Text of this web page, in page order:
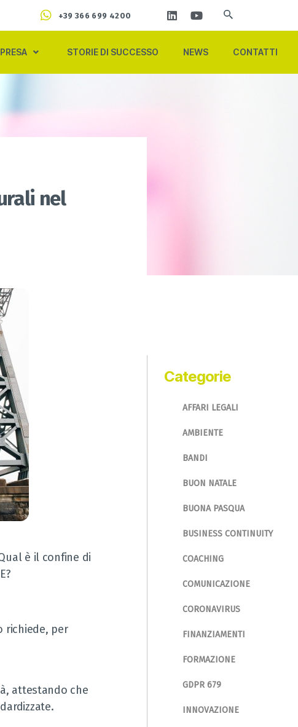
+39 366 699 4200
STORIE DI SUCCESSO NEWS CONTATTI
nel
è il confine di
richiede, per
attestando che
Categorie
AFFARI LEGALI
AMBIENTE
BANDI
BUON NATALE
BUONA PASQUA
BUSINESS CONTINUITY
COACHING
COMUNICAZIONE
CORONAVIRUS
FINANZIAMENTI
FORMAZIONE
GDPR 679
INNOVAZIONE